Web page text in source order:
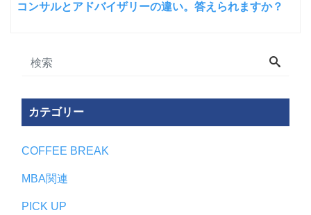
コンサルとアドバイザリーの違い。答えられますか？
カテゴリー
COFFEE BREAK
MBA関連
PICK UP